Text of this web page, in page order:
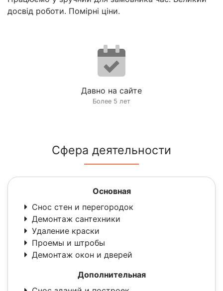
досвід роботи. Помірні ціни.
Давно на сайте
Более 5 лет
Сфера деятельности
Основная
Снос стен и перегородок
Демонтаж сантехники
Удаление краски
Проемы и штробы
Демонтаж окон и дверей
Дополнительная